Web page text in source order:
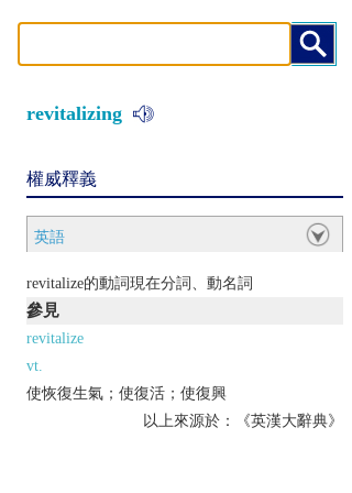
revitalizing
權威釋義
英語
revitalize的動詞現在分詞、動名詞
參見
revitalize
vt.
使恢復生氣；使復活；使復興
以上來源於：《英漢大辭典》